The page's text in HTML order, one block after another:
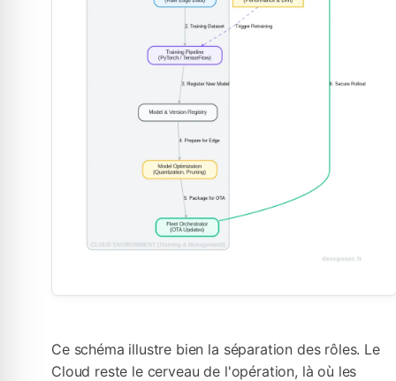
Ce schéma illustre bien la séparation des rôles. Le
Cloud reste le cerveau de l'opération, là où les